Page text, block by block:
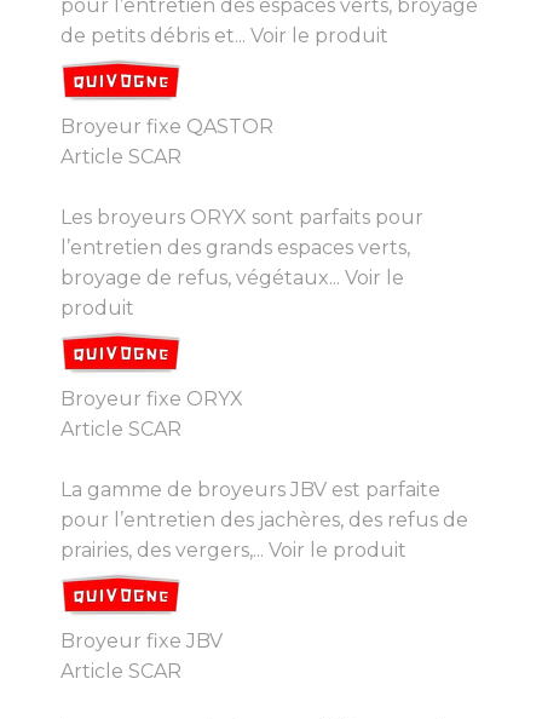
pour l’entretien des espaces verts, broyage
de petits débris et... Voir le produit
Broyeur fixe QASTOR
Article SCAR
Les broyeurs ORYX sont parfaits pour
l’entretien des grands espaces verts,
broyage de refus, végétaux... Voir le
produit
Broyeur fixe ORYX
Article SCAR
La gamme de broyeurs JBV est parfaite
pour l’entretien des jachères, des refus de
prairies, des vergers,... Voir le produit
Broyeur fixe JBV
Article SCAR